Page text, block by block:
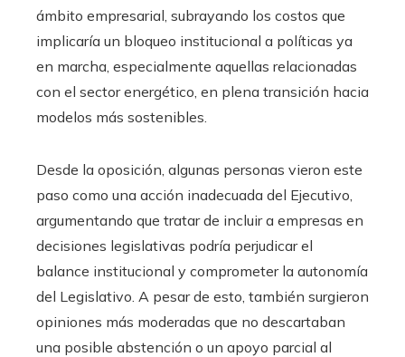
ámbito empresarial, subrayando los costos que
implicaría un bloqueo institucional a políticas ya
en marcha, especialmente aquellas relacionadas
con el sector energético, en plena transición hacia
modelos más sostenibles.
Desde la oposición, algunas personas vieron este
paso como una acción inadecuada del Ejecutivo,
argumentando que tratar de incluir a empresas en
decisiones legislativas podría perjudicar el
balance institucional y comprometer la autonomía
del Legislativo. A pesar de esto, también surgieron
opiniones más moderadas que no descartaban
una posible abstención o un apoyo parcial al